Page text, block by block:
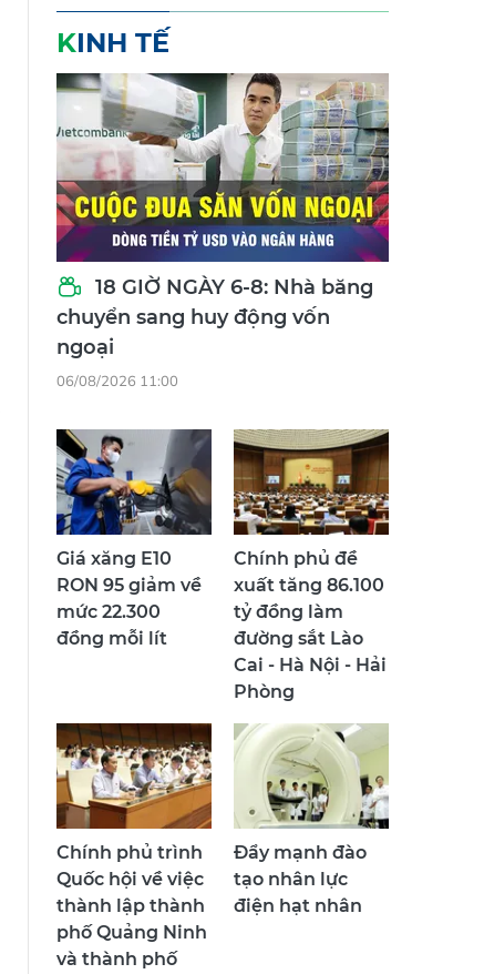
KINH TẾ
18 GIỜ NGÀY 6-8: Nhà băng
chuyển sang huy động vốn
ngoại
06/08/2026 11:00
Giá xăng E10
RON 95 giảm về
mức 22.300
đồng mỗi lít
Chính phủ đề
xuất tăng 86.100
tỷ đồng làm
đường sắt Lào
Cai - Hà Nội - Hải
Phòng
Chính phủ trình
Quốc hội về việc
thành lập thành
phố Quảng Ninh
và thành phố
Đẩy mạnh đào
tạo nhân lực
điện hạt nhân